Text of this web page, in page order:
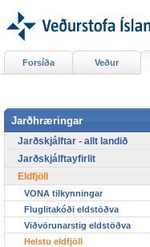
Forsíða Veður
Jarðhræringar
Jarðskjálftar - allt landið
Jarðskjálftayfirlit
Eldfjöll
VONA tilkynningar
Fluglitakóði eldstöðva
Viðvörunarstig eldstöðva
Helstu eldfjöll